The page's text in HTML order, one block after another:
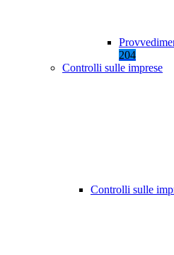
204
Controlli sulle imprese
Controlli sulle